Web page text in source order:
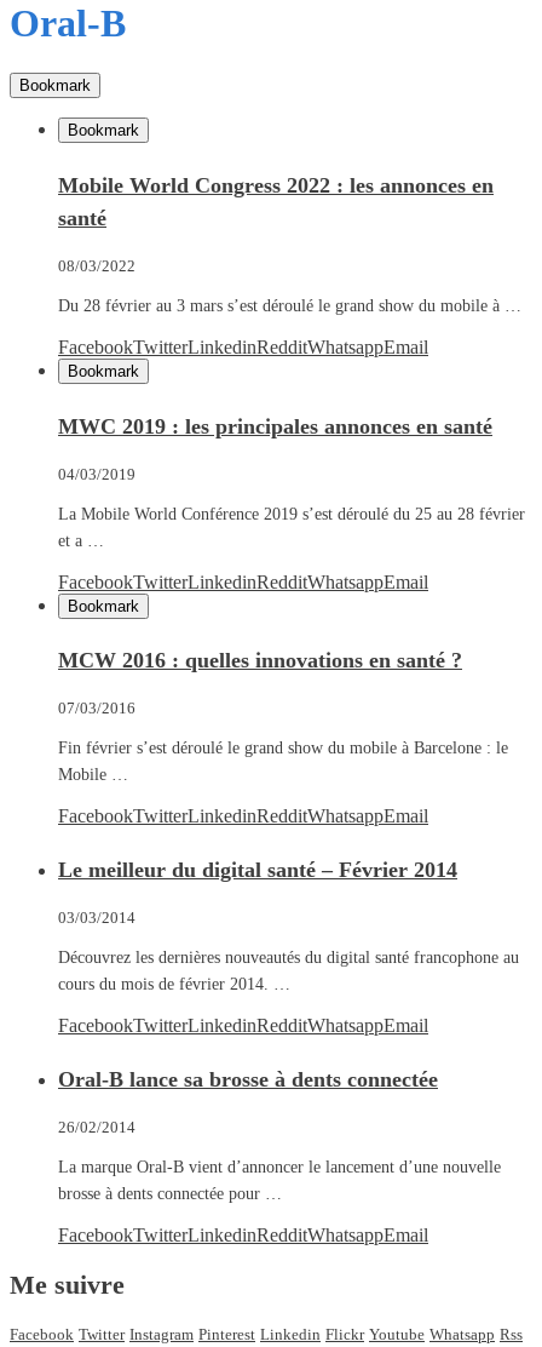
Oral-B
Bookmark
Bookmark
Mobile World Congress 2022 : les annonces en
santé
08/03/2022
Du 28 février au 3 mars s’est déroulé le grand show du mobile à …
FacebookTwitterLinkedinRedditWhatsappEmail
Bookmark
MWC 2019 : les principales annonces en santé
04/03/2019
La Mobile World Conférence 2019 s’est déroulé du 25 au 28 février
et a …
FacebookTwitterLinkedinRedditWhatsappEmail
Bookmark
MCW 2016 : quelles innovations en santé ?
07/03/2016
Fin février s’est déroulé le grand show du mobile à Barcelone : le
Mobile …
FacebookTwitterLinkedinRedditWhatsappEmail
Le meilleur du digital santé – Février 2014
03/03/2014
Découvrez les dernières nouveautés du digital santé francophone au
cours du mois de février 2014. …
FacebookTwitterLinkedinRedditWhatsappEmail
Oral-B lance sa brosse à dents connectée
26/02/2014
La marque Oral-B vient d’annoncer le lancement d’une nouvelle
brosse à dents connectée pour …
FacebookTwitterLinkedinRedditWhatsappEmail
Me suivre
Facebook Twitter Instagram Pinterest Linkedin Flickr Youtube Whatsapp Rss